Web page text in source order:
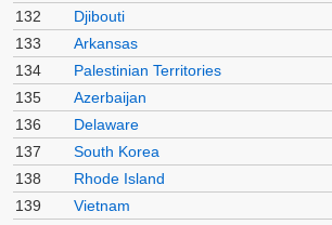
132
Djibouti
133
Arkansas
134
Palestinian Territories
135
Azerbaijan
136
Delaware
137
South Korea
138
Rhode Island
139
Vietnam